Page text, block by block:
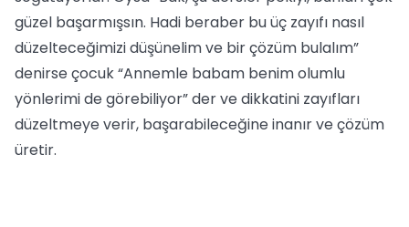
güzel başarmışsın. Hadi beraber bu üç zayıfı nasıl
düzelteceğimizi düşünelim ve bir çözüm bulalım”
denirse çocuk “Annemle babam benim olumlu
yönlerimi de görebiliyor” der ve dikkatini zayıfları
düzeltmeye verir, başarabileceğine inanır ve çözüm
üretir.